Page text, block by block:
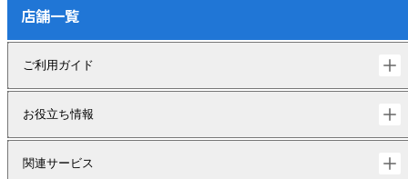
店舗一覧
ご利用ガイド
お役立ち情報
関連サービス